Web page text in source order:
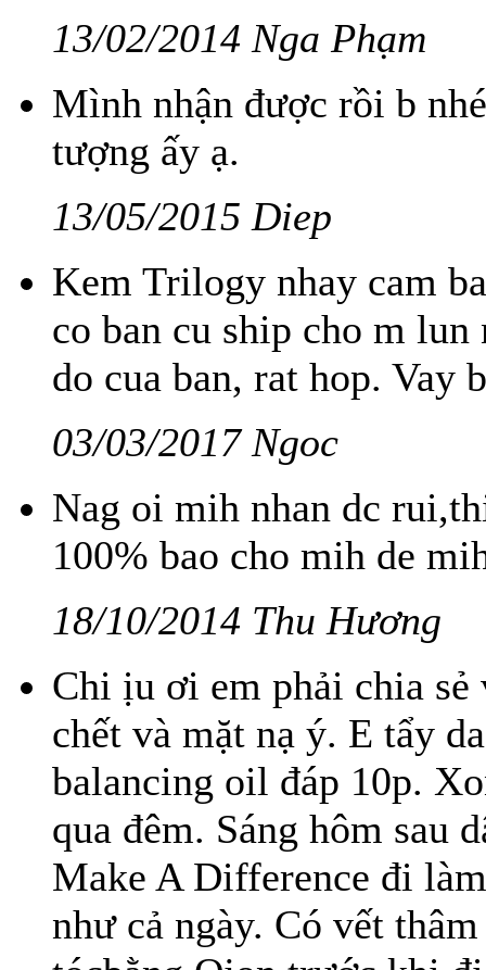
13/02/2014 Nga Phạm
Mình nhận được rồi b
tượng ấy ạ.
13/05/2015 Diep
Kem Trilogy nhay cam
co ban cu ship cho m
do cua ban, rat hop. Vay
03/03/2017 Ngoc
Nag oi mih nhan dc
100% bao cho mih de
18/10/2014 Thu Hương
Chi ịu ơi em phải chia
chết và mặt nạ ý. E tẩy
balancing oil đáp 10p.
qua đêm. Sáng hôm sau
Make A Difference đi
như cả ngày. Có vết